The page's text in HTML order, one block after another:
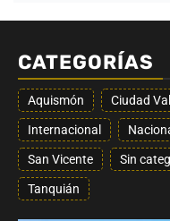
CATEGORÍAS
Aquismón Ciudad
Internacional
San Vicente Sin
Tanquián